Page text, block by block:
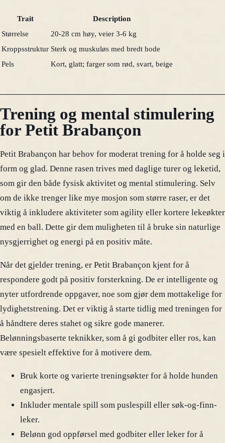
Trait
Description
Størrelse
20-28 cm høy, veier 3-6 kg
Kroppsstruktur Sterk og muskuløs med bredt hode
Pels
Kort, glatt; farger som rød, svart, beige
Trening og mental stimulering
for Petit Brabançon
Petit Brabançon har behov for moderat trening for å holde seg i
form og glad. Denne rasen trives med daglige turer og leketid,
som gir den både fysisk aktivitet og mental stimulering. Selv
om de ikke trenger like mye mosjon som større raser, er det
viktig å inkludere aktiviteter som agility eller kortere lekeøkter
med en ball. Dette gir dem muligheten til å bruke sin naturlige
nysgjerrighet og energi på en positiv måte.
Når det gjelder trening, er Petit Brabançon kjent for å
respondere godt på positiv forsterkning. De er intelligente og
nyter utfordrende oppgaver, noe som gjør dem mottakelige for
lydighetstrening. Det er viktig å starte tidlig med treningen for
å håndtere deres stahet og sikre gode manerer.
Belønningsbaserte teknikker, som å gi godbiter eller ros, kan
være spesielt effektive for å motivere dem.
Bruk korte og varierte treningsøkter for å holde hunden
engasjert.
Inkluder mentale spill som puslespill eller søk-og-finn-
leker.
Belønn god oppførsel med godbiter eller leker for å